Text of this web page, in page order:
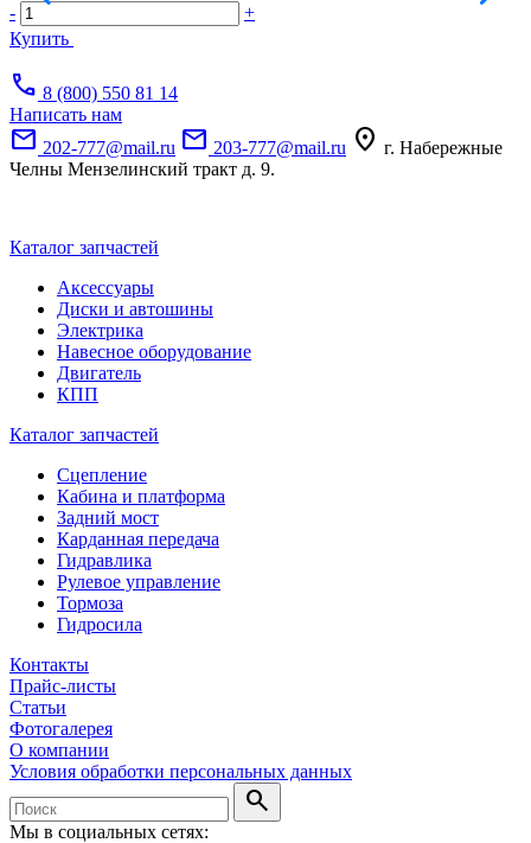
-
+
Купить
call 8 (800) 550 81 14
Написать нам
mail 202-777@mail.ru mail 203-777@mail.ru location_on г. Набережные
Челны Мензелинский тракт д. 9.
Каталог запчастей
Аксессуары
Диски и автошины
Электрика
Навесное оборудование
Двигатель
КПП
Каталог запчастей
Сцепление
Кабина и платформа
Задний мост
Карданная передача
Гидравлика
Рулевое управление
Тормоза
Гидросила
Контакты
Прайс-листы
Статьи
Фотогалерея
О компании
Условия обработки персональных данных
search
Мы в социальных сетях: